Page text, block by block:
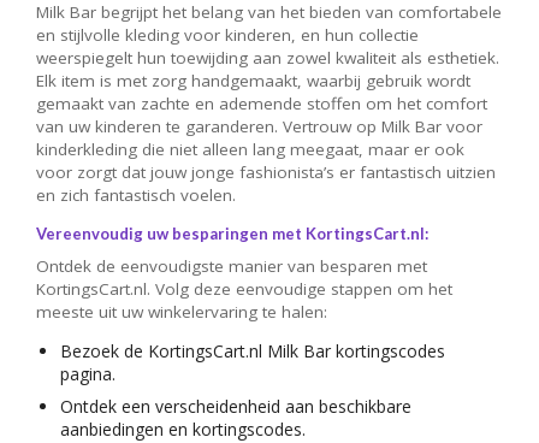
Milk Bar begrijpt het belang van het bieden van comfortabele
en stijlvolle kleding voor kinderen, en hun collectie
weerspiegelt hun toewijding aan zowel kwaliteit als esthetiek.
Elk item is met zorg handgemaakt, waarbij gebruik wordt
gemaakt van zachte en ademende stoffen om het comfort
van uw kinderen te garanderen. Vertrouw op Milk Bar voor
kinderkleding die niet alleen lang meegaat, maar er ook
voor zorgt dat jouw jonge fashionista’s er fantastisch uitzien
en zich fantastisch voelen.
Vereenvoudig uw besparingen met KortingsCart.nl:
Ontdek de eenvoudigste manier van besparen met
KortingsCart.nl. Volg deze eenvoudige stappen om het
meeste uit uw winkelervaring te halen:
Bezoek de KortingsCart.nl Milk Bar kortingscodes
pagina.
Ontdek een verscheidenheid aan beschikbare
aanbiedingen en kortingscodes.